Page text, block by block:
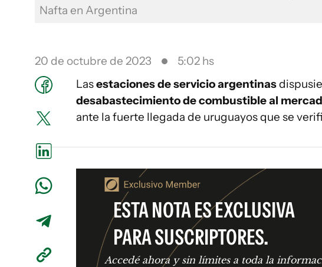
Nafta en Argentina
20 de octubre de 2023
5:02 hs
Lasestaciones de servicio argentinas
desabastecimiento de combustible al
ante la fuerte llegada de uruguayos que se
ESTA NOTA ES EXCLUSIVA
PARA SUSCRIPTORES.
Accedé ahora y sin límites a toda la